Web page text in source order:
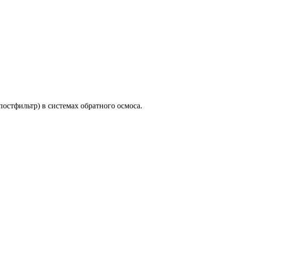
в системах обратного осмоса.